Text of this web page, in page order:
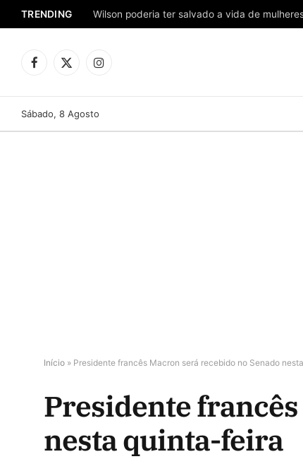
TRENDING
Facebook
X
Instagram
Sábado, 8 Agosto
Início » Presidente francês Macron será recebido no Senado
Presidente
nesta quinta-feira